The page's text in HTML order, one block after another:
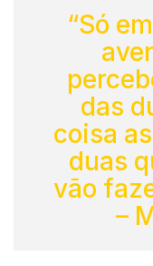
“Só
das
coisa
duas
vão
–